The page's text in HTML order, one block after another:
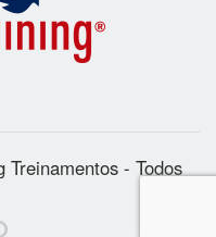
- Todos